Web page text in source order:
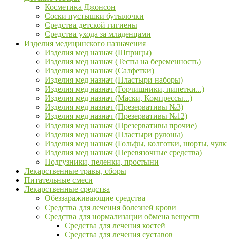
Косметика Джонсон
Соски пустышки бутылочки
Средства детской гигиены
Средства ухода за младенцами
Изделия медицинского назначения
Изделия мед назнач (Шприцы)
Изделия мед назнач (Тесты на беременность)
Изделия мед назнач (Салфетки)
Изделия мед назнач (Пластыри наборы)
Изделия мед назнач (Горчишники, пипетки...)
Изделия мед назнач (Маски, Компрессы...)
Изделия мед назнач (Презервативы №3)
Изделия мед назнач (Презервативы №12)
Изделия мед назнач (Презервативы прочие)
Изделия мед назнач (Пластыри рулоны)
Изделия мед назнач (Гольфы, колготки, шорты,
Изделия мед назнач (Перевязочные средства)
Подгузники, пеленки, простыни
Лекарственные травы, сборы
Питательные смеси
Лекарственные средства
Обеззараживающие средства
Средства для лечения болезней крови
Средства для нормализации обмена веществ
Средства для лечения костей
Средства для лечения суставов